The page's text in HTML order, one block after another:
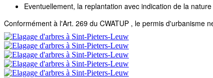
Eventuellement, la replantation avec indication de la
Conformément à l'Art. 269 du CWATUP , le permis d'urbanisme